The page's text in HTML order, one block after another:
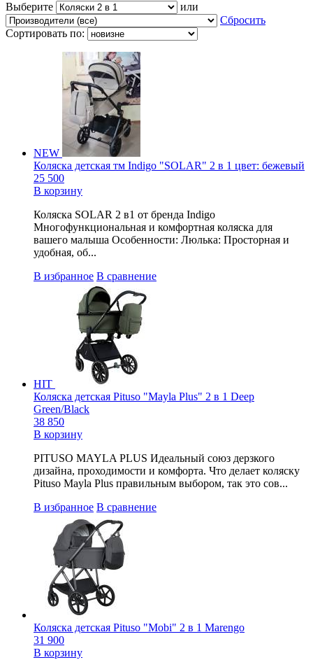
Выберите
или
Сбросить
Сортировать по:
NEW
Коляска детская тм Indigo "SOLAR" 2 в 1 цвет: бежевый
25 500
В корзину
Коляска SOLAR 2 в1 от бренда Indigo
Многофункциональная и комфортная коляска для
вашего малыша Особенности: Люлька: Просторная и
удобная, об...
В избранное В сравнение
HIT
Коляска детская Pituso "Mayla Plus" 2 в 1 Deep
Green/Black
38 850
В корзину
PITUSO MAYLA PLUS Идеальный союз дерзкого
дизайна, проходимости и комфорта. Что делает коляску
Pituso Mayla Plus правильным выбором, так это сов...
В избранное В сравнение
Коляска детская Pituso "Mobi" 2 в 1 Marengo
31 900
В корзину